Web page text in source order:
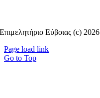
Επιμελητήριο Εύβοιας (c) 2026
Page load link
Go to Top